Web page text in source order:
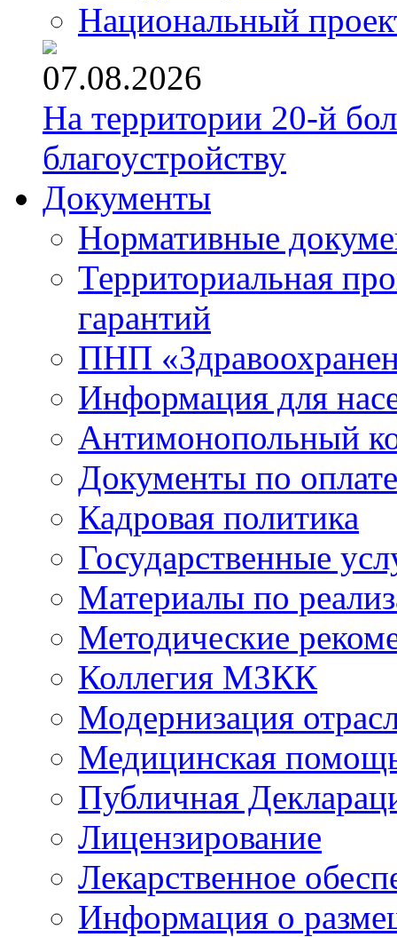
Национальный
07.08.2026
На территории 20-й
благоустройству
Документы
Нормативные
Территориальная
гарантий
ПНП
Информация для
Антимонопольный
Документы по
Кадровая политика
Государственные
Материалы по
Методические
Коллегия МЗКК
Модернизация
Медицинская
Публичная
Лицензирование
Лекарственное
Информация о